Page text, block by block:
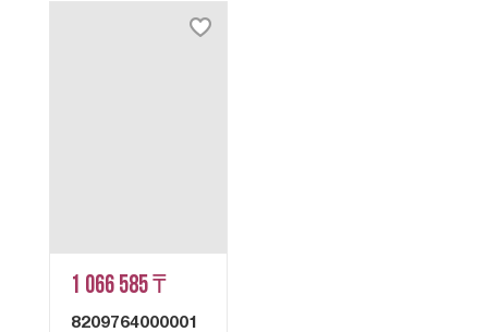
1 066 585 ₸
8209764000001